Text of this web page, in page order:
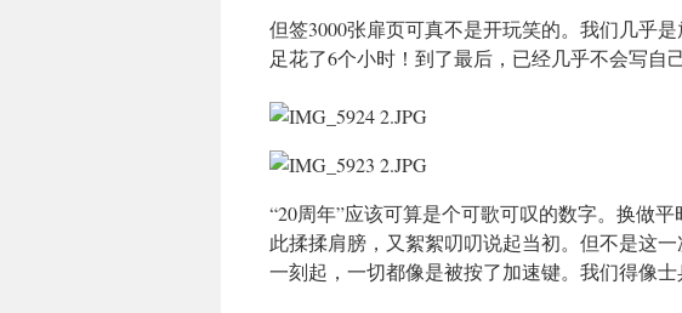
但签3000张扉页可真不是开玩笑的。我们几乎
足花了6个小时！到了最后，已经几乎不会写自
“20周年”应该可算是个可歌可叹的数字。换做
此揉揉肩膀，又絮絮叨叨说起当初。但不是这
一刻起，一切都像是被按了加速键。我们得像士